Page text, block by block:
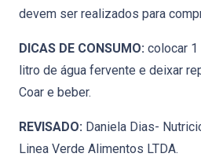
devem ser realizados para
DICAS DE CONSUMO: colocar 1
litro de água fervente e deixar
Coar e beber.
REVISADO: Daniela Dias-
Linea Verde Alimentos LTDA.